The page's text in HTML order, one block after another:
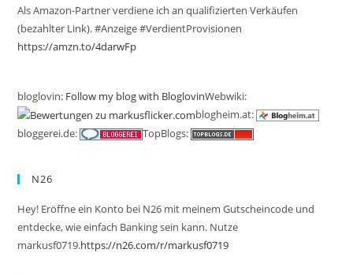
Als Amazon-Partner verdiene ich an qualifizierten Verkäufen
(bezahlter Link). #Anzeige #VerdientProvisionen
https://amzn.to/4darwFp
bloglovin: Follow my blog with BloglovinWebwiki:
blogheim.at:
bloggerei.de:
TopBlogs:
N26
Hey! Eröffne ein Konto bei N26 mit meinem Gutscheincode und
entdecke, wie einfach Banking sein kann. Nutze
markusf0719.https://n26.com/r/markusf0719